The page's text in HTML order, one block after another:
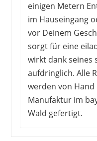
einigen Metern
im Hauseingang
vor Deinem
sorgt für eine
wirkt dank seines
aufdringlich. Alle
werden von
Manufaktur im
Wald gefertigt.
Das